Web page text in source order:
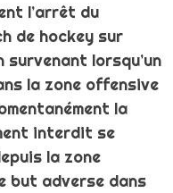
l’arrêt du
de hockey sur
lorsqu’un
la zone offensive
la
interdit se
la zone
but adverse dans